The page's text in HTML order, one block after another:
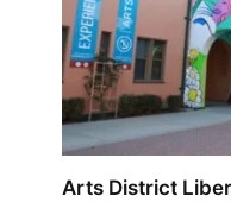
Arts District